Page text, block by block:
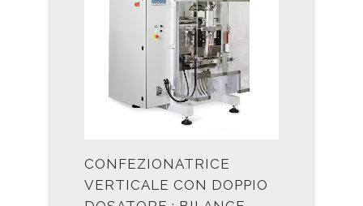
CONFEZIONATRICE
VERTICALE CON DOPPIO